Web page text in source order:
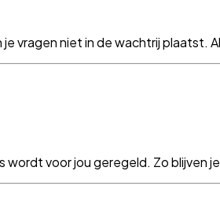
vragen niet in de wachtrij plaatst.
wordt voor jou geregeld. Zo blijven